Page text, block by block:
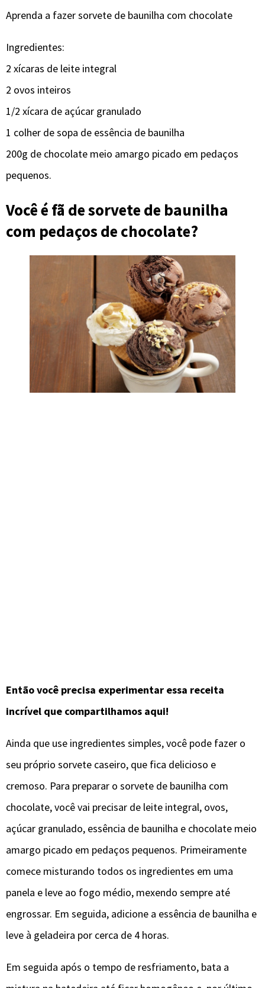
Aprenda a fazer sorvete de baunilha com chocolate
Ingredientes:
2 xícaras de leite integral
2 ovos inteiros
1/2 xícara de açúcar granulado
1 colher de sopa de essência de baunilha
200g de chocolate meio amargo picado em pedaços
pequenos.
Você é fã de sorvete de baunilha
com pedaços de chocolate?
Então você precisa experimentar essa receita
incrível que compartilhamos aqui!
Ainda que use ingredientes simples, você pode fazer o
seu próprio sorvete caseiro, que fica delicioso e
cremoso. Para preparar o sorvete de baunilha com
chocolate, você vai precisar de leite integral, ovos,
açúcar granulado, essência de baunilha e chocolate meio
amargo picado em pedaços pequenos. Primeiramente
comece misturando todos os ingredientes em uma
panela e leve ao fogo médio, mexendo sempre até
engrossar. Em seguida, adicione a essência de baunilha e
leve à geladeira por cerca de 4 horas.
Em seguida após o tempo de resfriamento, bata a